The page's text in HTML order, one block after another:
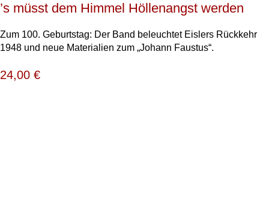
’s müsst dem Himmel Höllenangst werden
Zum 100. Geburtstag: Der Band beleuchtet Eislers Rückkehr
1948 und neue Materialien zum „Johann Faustus“.
24,00 €